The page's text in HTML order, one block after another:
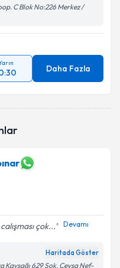
C Blok No:226 Merkez /
Daha Fazla
çok... Devamı
Haritada Göster
Kavşağı 629 Sok. Çeysa Nef-